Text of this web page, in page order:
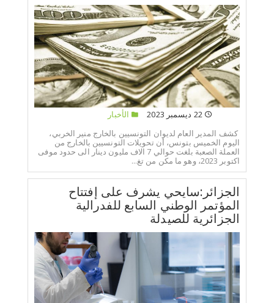
22 ديسمبر 2023
الأخبار
كشف المدير العام لديوان التونسيين بالخارج منير الخربي،
اليوم الخميس بتونس، أن تحويلات التونسيين بالخارج من
العملة الصعبة بلغت حوالي 7 الاف مليون دينار الى حدود موفى
اكتوبر 2023، وهو ما مكن من تغ...
الجزائر:سايحي يشرف على إفتتاح
المؤتمر الوطني السابع للفدرالية
الجزائرية للصيدلة